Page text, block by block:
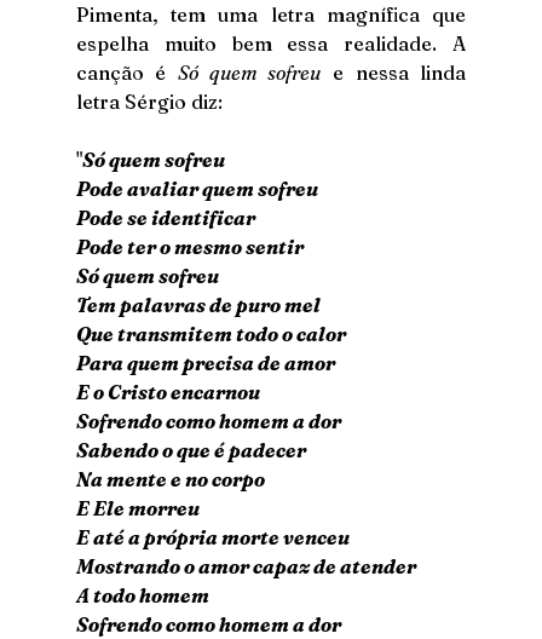
Pimenta, tem uma letra magnífica que
espelha muito bem essa realidade. A
canção é Só quem sofreu e nessa linda
letra Sérgio diz:
"Só quem sofreu
Pode avaliar quem sofreu
Pode se identificar
Pode ter o mesmo sentir
Só quem sofreu
Tem palavras de puro mel
Que transmitem todo o calor
Para quem precisa de amor
E o Cristo encarnou
Sofrendo como homem a dor
Sabendo o que é padecer
Na mente e no corpo
E Ele morreu
E até a própria morte venceu
Mostrando o amor capaz de atender
A todo homem
Sofrendo como homem a dor